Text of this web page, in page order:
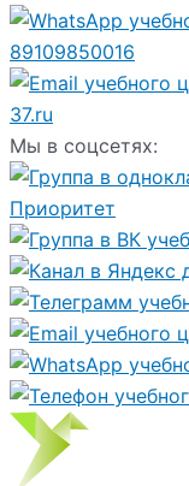
89109850016
37.ru
Мы в соцсетях: